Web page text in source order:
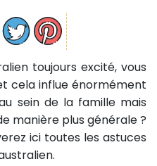
sur facebook
Partager sur Twitter
Epingler sur Pinterest
toujours excité, vous
cela influe énormément
sein de la famille mais
manière plus générale ?
ici toutes les astuces